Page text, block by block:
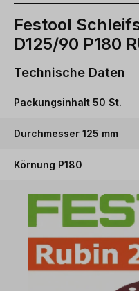
Festool
D125/90 P180
Technische Daten
Packungsinhalt 50 St.
Durchmesser 125 mm
Körnung P180